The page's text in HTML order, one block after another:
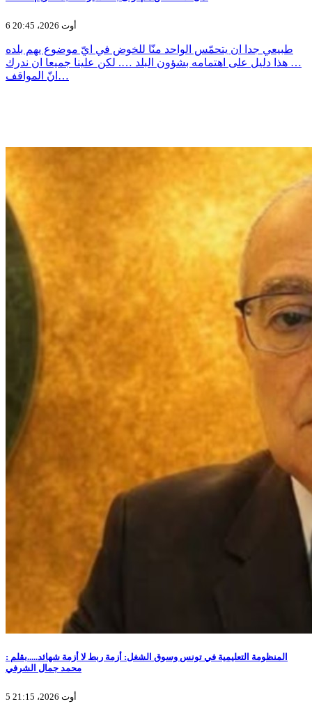
6 أوت 2026، 20:45
طبيعي جدا ان يتحمّس الواحد منّا للخوض في ايّ موضوع يهم بلده
… هذا دليل على اهتمامه بشؤون البلد …. لكن علينا جميعا ان ندرك
انّ المواقف…
المنظومة التعليمية في تونس وسوق الشغل: أزمة ربط لا أزمة شهائد.....بقلم :
محمد جمال الشرفي
5 أوت 2026، 21:15